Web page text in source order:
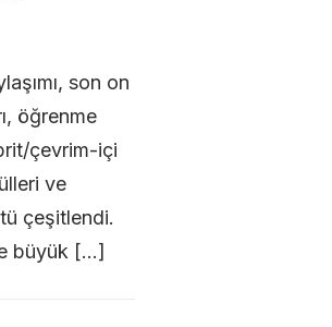
son on
öğrenme
çevrim-içi
ve
çeşitlendi.
büyük […]